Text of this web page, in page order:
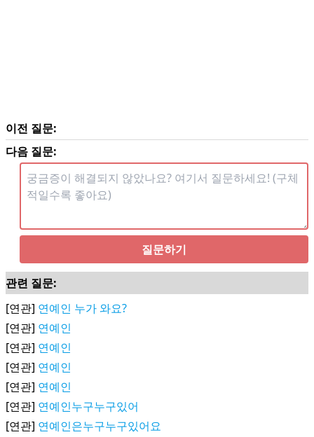
이전 질문:
다음 질문:
질문하기
관련 질문:
[연관] 연예인 누가 와요?
[연관] 연예인
[연관] 연예인
[연관] 연예인
[연관] 연예인
[연관] 연예인누구누구있어
[연관] 연예인은누구누구있어요